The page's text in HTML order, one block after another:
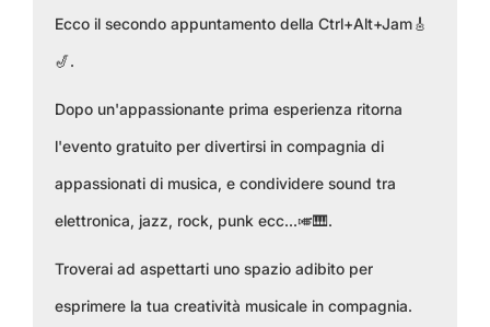
Ecco il secondo appuntamento della Ctrl+Alt+Jam🎸
🎷.
Dopo un'appassionante prima esperienza ritorna
l'evento gratuito per divertirsi in compagnia di
appassionati di musica, e condividere sound tra
elettronica, jazz, rock, punk ecc...🎺🎹.
Troverai ad aspettarti uno spazio adibito per
esprimere la tua creatività musicale in compagnia.